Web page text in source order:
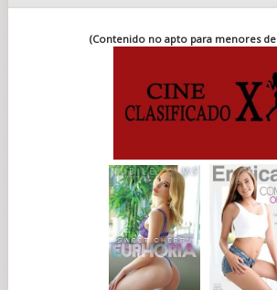
(Contenido no apto para menores de